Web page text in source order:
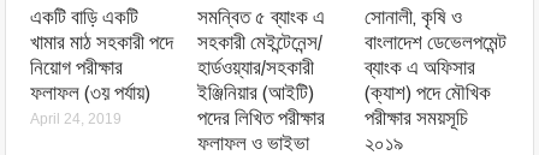
একটি বাড়ি একটি
খামার মাঠ সহকারী পদে
নিয়োগ পরীক্ষার
ফলাফল (৩য় পর্যায়)
April 24, 2019
সমন্বিত ৫ ব্যাংক এ
সহকারী মেইন্টেনেন্স/
হার্ডওয়্যার/সহকারী
ইঞ্জিনিয়ার (আইটি)
পদের লিখিত পরীক্ষার
ফলাফল ও ভাইভা
সোনালী, কৃষি ও
বাংলাদেশ ডেভেলপমেন্ট
ব্যাংক এ অফিসার
(ক্যাশ) পদে মৌখিক
পরীক্ষার সময়সূচি
২০১৯